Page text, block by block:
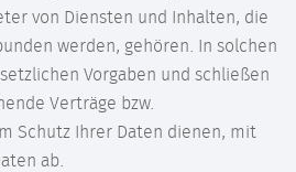
von Diensten und Inhalten, die
werden, gehören. In solchen
Vorgaben und schließen
Verträge bzw.
Schutz Ihrer Daten dienen, mit
ab.